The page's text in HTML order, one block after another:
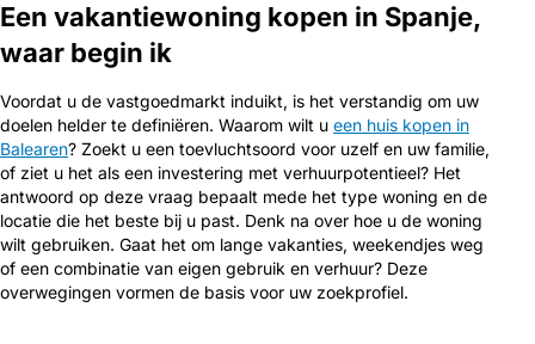
Een vakantiewoning kopen in Spanje,
waar begin ik
Voordat u de vastgoedmarkt induikt, is het verstandig om uw
doelen helder te definiëren. Waarom wilt u een huis kopen in
Balearen? Zoekt u een toevluchtsoord voor uzelf en uw familie,
of ziet u het als een investering met verhuurpotentieel? Het
antwoord op deze vraag bepaalt mede het type woning en de
locatie die het beste bij u past. Denk na over hoe u de woning
wilt gebruiken. Gaat het om lange vakanties, weekendjes weg
of een combinatie van eigen gebruik en verhuur? Deze
overwegingen vormen de basis voor uw zoekprofiel.